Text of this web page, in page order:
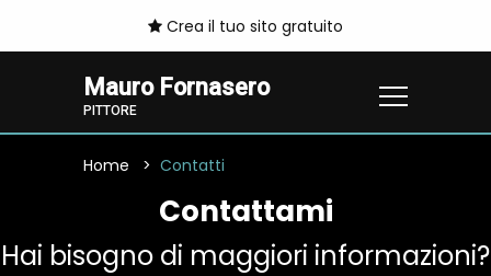
Crea il tuo sito gratuito
Mauro Fornasero
PITTORE
Home Contatti
Contattami
Hai bisogno di maggiori informazioni?